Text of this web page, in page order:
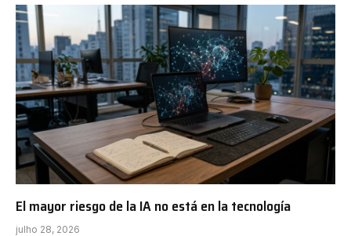
El mayor riesgo de la IA no está en la tecnología
julho 28, 2026